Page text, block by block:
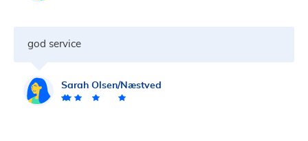
god service
Sarah Olsen/Næstved